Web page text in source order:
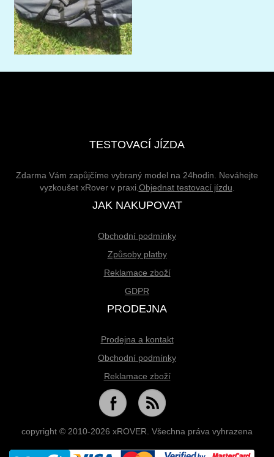
TESTOVACÍ JÍZDA
Zdarma Vám zapůjčíme vybraný model na 24hodin. Neváhejte
vyzkoušet xRover v praxi. Objednat testovací jízdu
JAK NAKUPOVAT
Obchodní podmínky
Způsoby platby
Reklamace zboží
GDPR
PRODEJNA
Prodejna a kontakt
Obchodní podmínky
Reklamace zboží
copyright © 2010-2026 xROVER. Všechna práva vyhrazena